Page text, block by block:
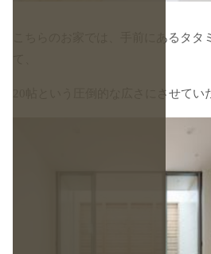
こちらのお家では、手前にあるタタ
20帖という圧倒的な広さにさせてい